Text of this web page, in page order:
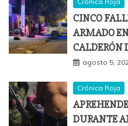
CINCO
ARMADO
CALDERÓN
agosto 5,
Crónica Roja
DURANTE